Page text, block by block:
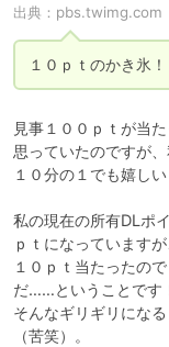
出典： pbs.twimg.com
１０ｐｔのかき氷！
見事１００ｐｔが当
思っていたのですが
１０分の１でも嬉しい
私の現在の所有DLポ
ｐｔになっています
１０ｐｔ当たったの
だ……ということです
そんなギリギリにな
（苦笑）。